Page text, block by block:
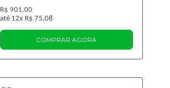
R$ 901,00
12x R$ 75,08
COMPRAR AGORA